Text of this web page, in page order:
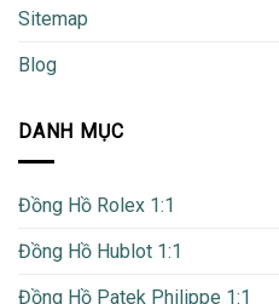
Sitemap
Blog
DANH MỤC
Đồng Hồ Rolex 1:1
Đồng Hồ Hublot 1:1
Đồng Hồ Patek Philippe 1:1